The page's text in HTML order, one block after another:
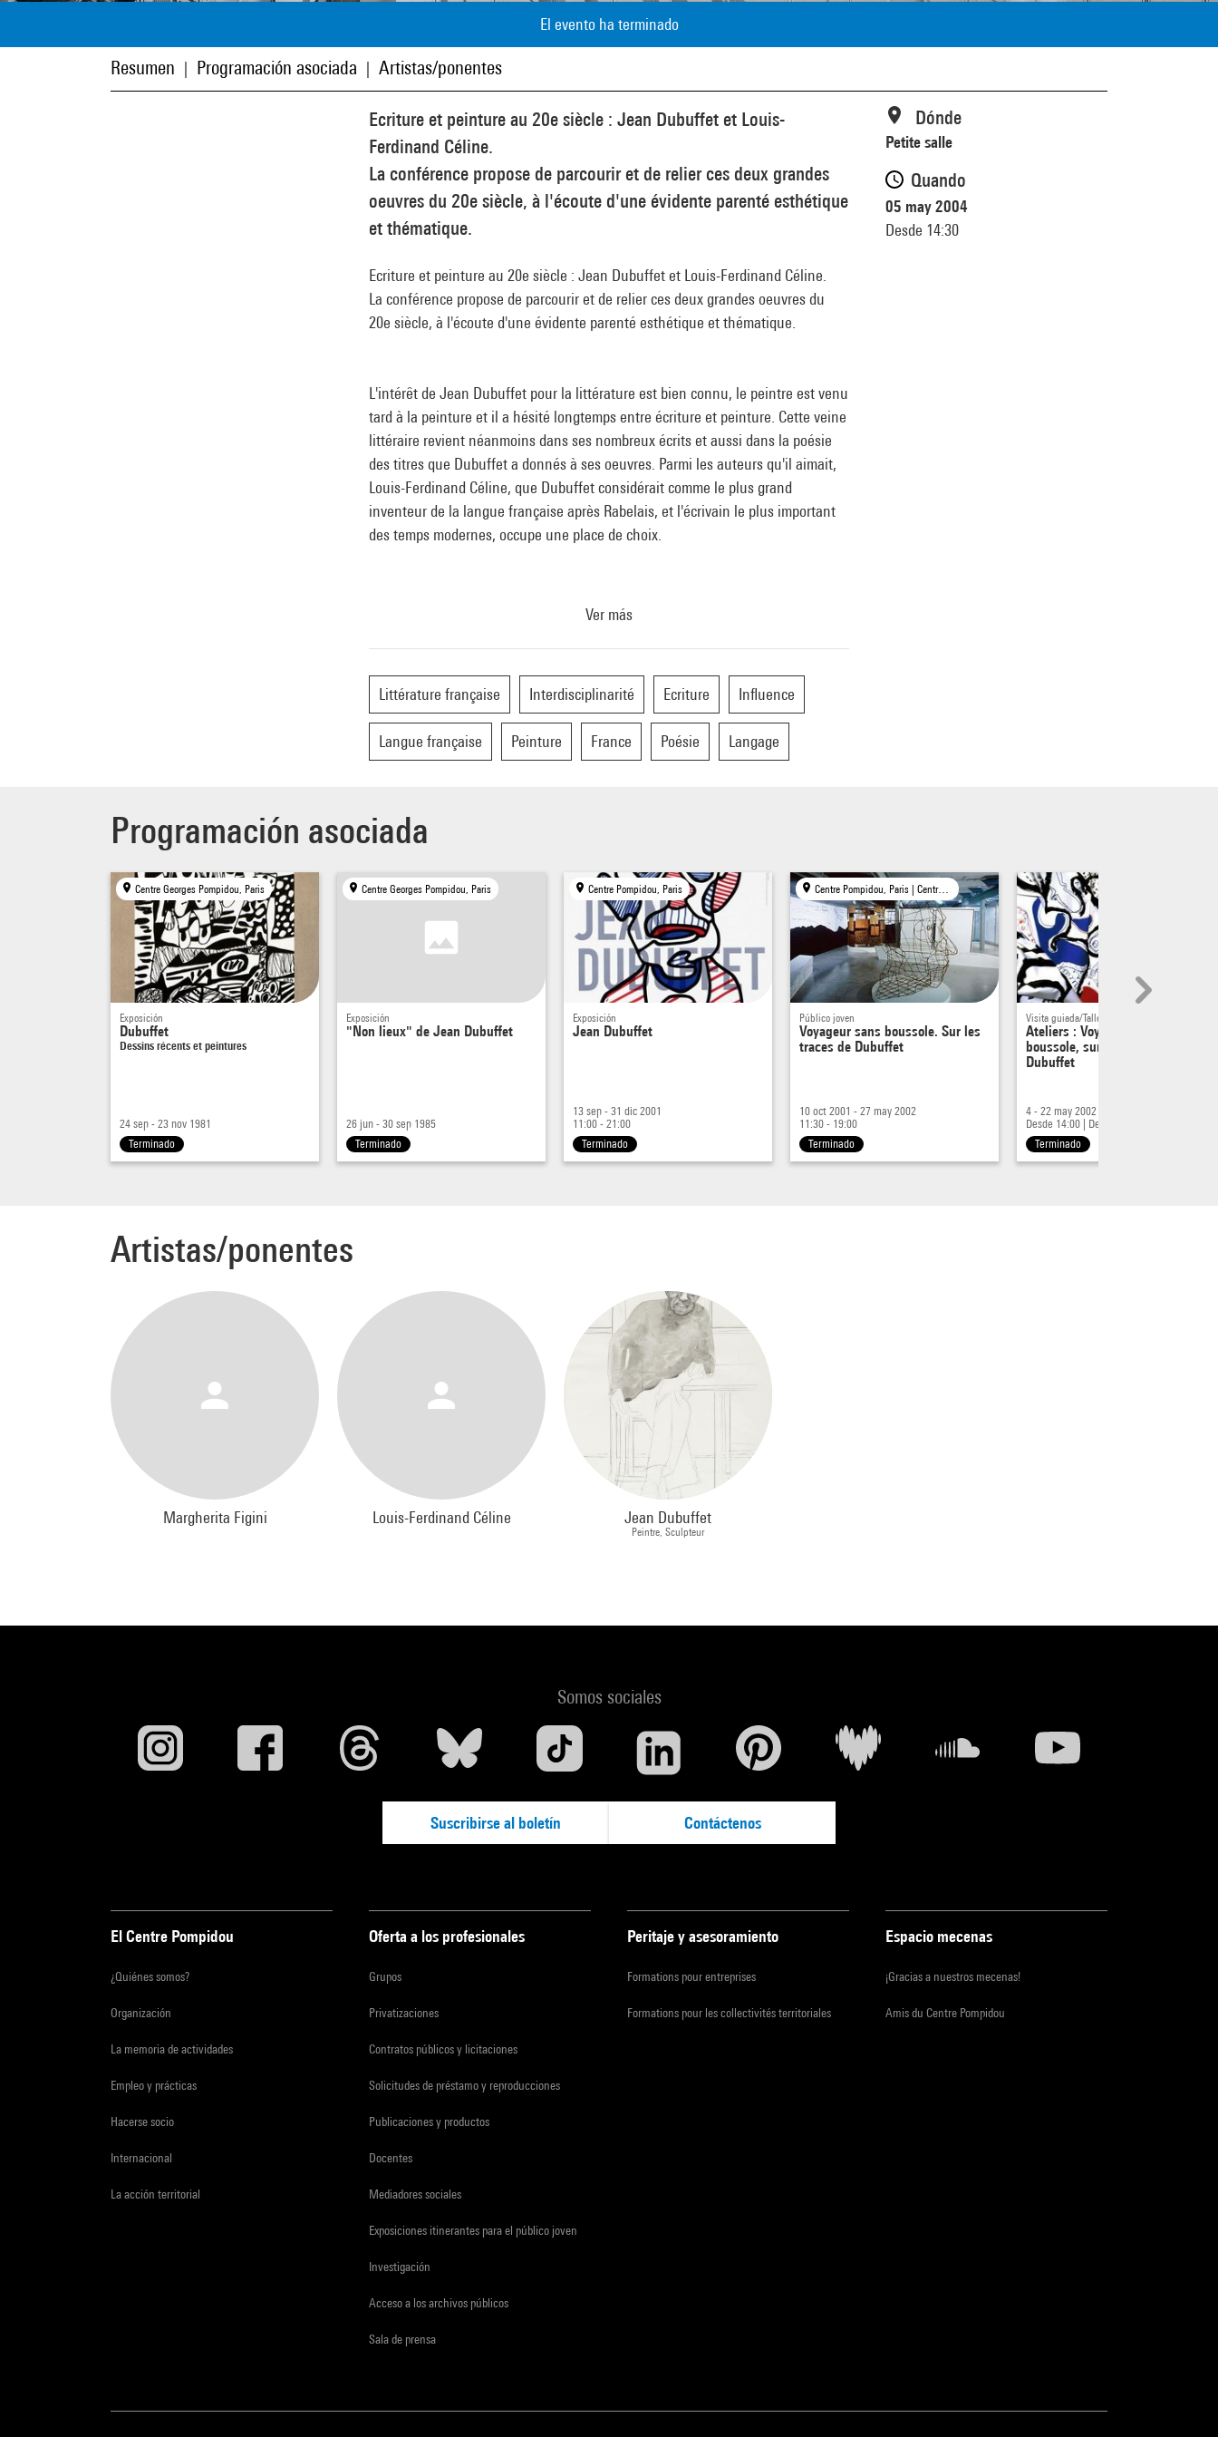
El evento ha terminado
Resumen Programación asociada Artistas/ponentes
Ecriture et peinture au 20e siècle : Jean Dubuffet et Louis-
Ferdinand Céline.
La conférence propose de parcourir et de relier ces deux grandes
oeuvres du 20e siècle, à l'écoute d'une évidente parenté esthétique
et thématique.
Ecriture et peinture au 20e siècle : Jean Dubuffet et Louis-Ferdinand Céline.
La conférence propose de parcourir et de relier ces deux grandes oeuvres du
20e siècle, à l'écoute d'une évidente parenté esthétique et thématique.
L'intérêt de Jean Dubuffet pour la littérature est bien connu, le peintre est venu
tard à la peinture et il a hésité longtemps entre écriture et peinture. Cette veine
littéraire revient néanmoins dans ses nombreux écrits et aussi dans la poésie
des titres que Dubuffet a donnés à ses oeuvres. Parmi les auteurs qu'il aimait,
Louis-Ferdinand Céline, que Dubuffet considérait comme le plus grand
inventeur de la langue française après Rabelais, et l'écrivain le plus important
des temps modernes, occupe une place de choix.
Ver más
Littérature française Interdisciplinarité Ecriture Influence
Langue française Peinture France Poésie Langage
Dónde
Petite salle
Quando
05 may 2004
Desde 14:30
Programación asociada
Centre Georges Pompidou, Paris
Exposición
Dubuffet
Dessins récents et peintures
24 sep - 23 nov 1981
Terminado
Centre Georges Pompidou, Paris
Exposición
"Non lieux" de Jean Dubuffet
26 jun - 30 sep 1985
Terminado
Centre Pompidou, Paris
Exposición
Jean Dubuffet
13 sep - 31 dic 2001
11:00 - 21:00
Terminado
Centre Pompidou, Paris | Centre Georges Pompidou, Paris
Público joven
Voyageur sans boussole. Sur les
traces de Dubuffet
10 oct 2001 - 27 may 2002
11:30 - 19:00
Terminado
Visita guiada/Taller
Ateliers : Voyageur sans
boussole, sur les traces de
Dubuffet
4 - 22 may 2002
Desde 14:00
Desde 11:30
Terminado
Artistas/ponentes
Margherita Figini Louis-Ferdinand Céline Jean Dubuffet
Peintre, Sculpteur
Somos sociales
Suscribirse al boletín Contáctenos
El Centre Pompidou
¿Quiénes somos?
Organización
La memoria de actividades
Empleo y prácticas
Hacerse socio
Internacional
La acción territorial
Oferta a los profesionales
Grupos
Privatizaciones
Contratos públicos y licitaciones
Solicitudes de préstamo y reproducciones
Publicaciones y productos
Docentes
Mediadores sociales
Exposiciones itinerantes para el público joven
Investigación
Acceso a los archivos públicos
Sala de prensa
Peritaje y asesoramiento
Formations pour entreprises
Formations pour les collectivités territoriales
Espacio mecenas
¡Gracias a nuestros mecenas!
Amis du Centre Pompidou